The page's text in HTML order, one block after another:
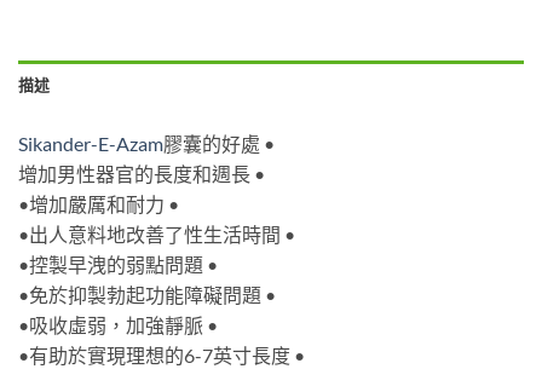
描述
Sikander-E-Azam膠囊的好處 •
增加男性器官的長度和週長 •
•增加嚴厲和耐力 •
•出人意料地改善了性生活時間 •
•控製早洩的弱點問題 •
•免於抑製勃起功能障礙問題 •
•吸收虛弱，加強靜脈 •
•有助於實現理想的6-7英寸長度 •